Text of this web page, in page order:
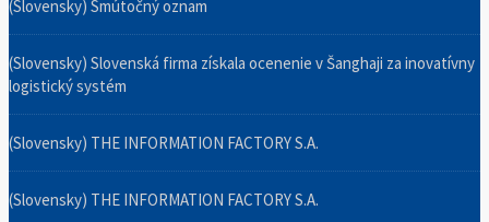
(Slovensky) Smútočný oznam
(Slovensky) Slovenská firma získala ocenenie v Šanghaji za inovatívny
logistický systém
(Slovensky) THE INFORMATION FACTORY S.A.
(Slovensky) THE INFORMATION FACTORY S.A.